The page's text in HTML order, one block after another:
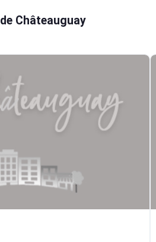
Châteauguay